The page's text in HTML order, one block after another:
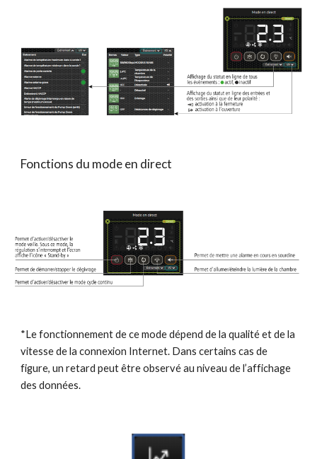
Fonctions du mode en direct
*Le fonctionnement de ce mode dépend de la qualité et de la
vitesse de la connexion Internet. Dans certains cas de
figure, un retard peut être observé au niveau de l’affichage
des données.